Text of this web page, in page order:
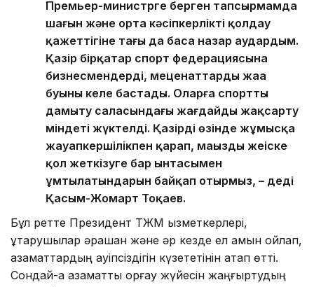
Премьер-министрге берген тапсырмамда
шағын және орта кәсіпкерлікті қолдау
қажеттігіне тағы да баса назар аудардым.
Қазір бірқатар спорт федерациясына
бизнесмендердің, меценаттардың жаңа
буыны келе бастады. Оларға спортты
дамыту саласындағы жағдайды жақсарту
міндеті жүктелді. Қазірдің өзінде жұмысқа
жауапкершілікпен қарап, маңызды жеңіске
қол жеткізуге бар ынтасымен
ұмтылатындарын байқап отырмыз, – деді
Қасым-Жомарт Тоқаев.
Бұл ретте Президент ТЖМ қызметкерлері,
құтқарушылар әрқашан және әр кезде ел қамын ойлап,
азаматтардың қауіпсіздігін күзететінін атап өтті.
Сондай-ақ азаматтық қорғау жүйесін жаңғыртудың